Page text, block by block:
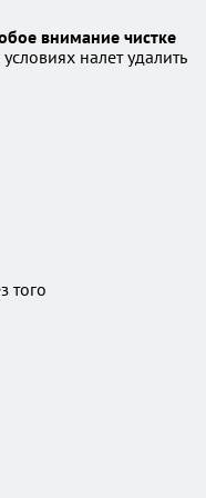
внимание чистке
налет удалить
того